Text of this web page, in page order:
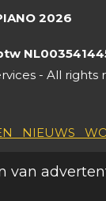
2026
- All rights
NIEUWS